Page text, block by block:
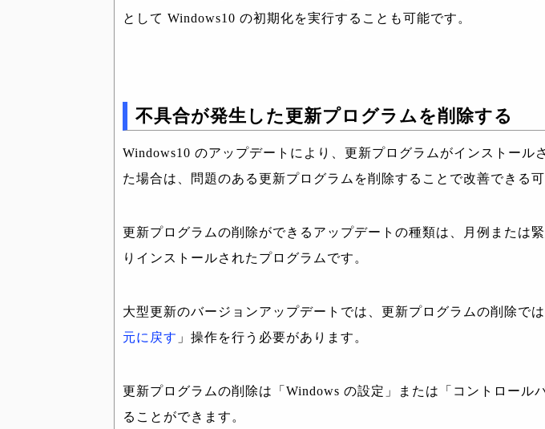
として Windows10 の初期化を実行することも可能です。
不具合が発生した更新プログラムを削除する
Windows10 のアップデートにより、更新プログラムがインストール
た場合は、問題のある更新プログラムを削除することで改善できる可
更新プログラムの削除ができるアップデートの種類は、月例または
りインストールされたプログラムです。
大型更新のバージョンアップデートでは、更新プログラムの削除では
元に戻す 」操作を行う必要があります。
更新プログラムの削除は「Windows の設定」または「コントロール
ることができます。